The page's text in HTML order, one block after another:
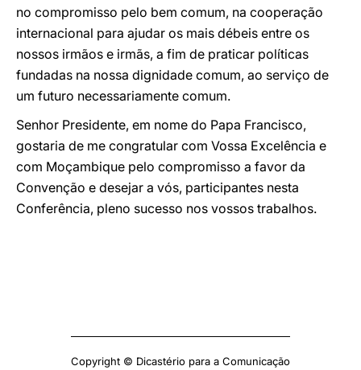
no compromisso pelo bem comum, na cooperação
internacional para ajudar os mais débeis entre os
nossos irmãos e irmãs, a fim de praticar políticas
fundadas na nossa dignidade comum, ao serviço de
um futuro necessariamente comum.
Senhor Presidente, em nome do Papa Francisco,
gostaria de me congratular com Vossa Excelência e
com Moçambique pelo compromisso a favor da
Convenção e desejar a vós, participantes nesta
Conferência, pleno sucesso nos vossos trabalhos.
Copyright © Dicastério para a Comunicação